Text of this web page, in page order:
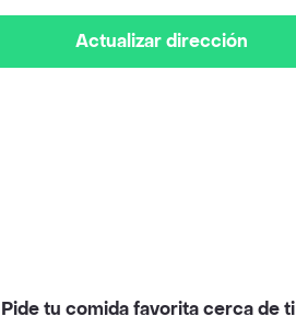
Actualizar dirección
Pide tu comida favorita cerca de ti